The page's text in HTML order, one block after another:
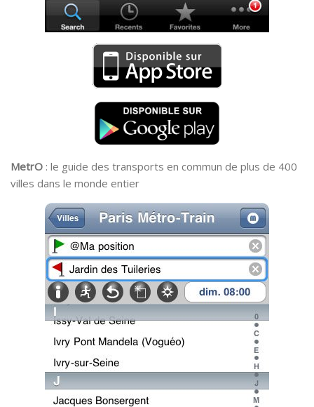
MetrO : le guide des transports en commun de plus de 400
villes dans le monde entier